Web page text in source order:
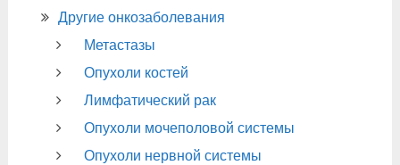
Другие онкозаболевания
Метастазы
Опухоли костей
Лимфатический рак
Опухоли мочеполовой системы
Опухоли нервной системы